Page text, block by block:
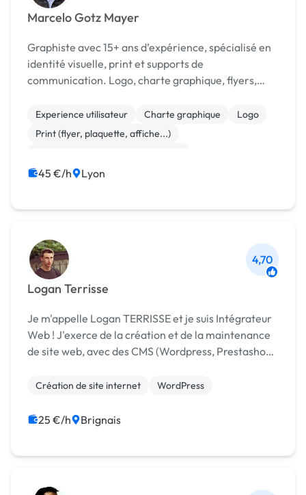
Marcelo Gotz Mayer
Graphiste avec 15+ ans d’expérience, spécialisé en
identité visuelle, print et supports de
communication. Logo, charte graphique, flyers,
Experience utilisateur Charte graphique
Logo
Print (flyer, plaquette, affiche...)
45 €/h Lyon
Logan Terrisse
4,70
Je m'appelle Logan TERRISSE et je suis Intégrateur
Web ! J'exerce de la création et de la maintenance
de site web, avec des CMS (Wordpress, Prestashop,
besoin. J'ai suivis un baccalauréat p...
Création de site internet WordPress
25 €/h Brignais